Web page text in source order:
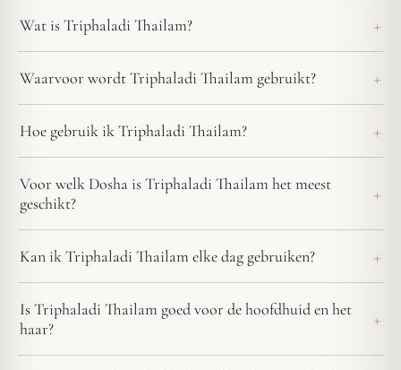
Wat is Triphaladi Thailam?
Waarvoor wordt Triphaladi Thailam gebruikt?
Hoe gebruik ik Triphaladi Thailam?
Voor welk Dosha is Triphaladi Thailam het meest
geschikt?
Kan ik Triphaladi Thailam elke dag gebruiken?
Is Triphaladi Thailam goed voor de hoofdhuid en het
haar?